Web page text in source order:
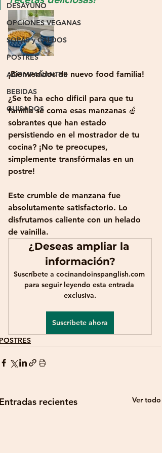
DESAYUNO
OPCIONES VEGANAS
SOPAS y CALDOS
POSTRES
ACOMPAÑANTES
BEBIDAS
GUISADOS
¡Bienvenidos de nuevo food familia!
¿Se te ha echo dificil para que tu
familia se coma esas manzanas 🍎
sobrantes que han estado
persistiendo en el mostrador de tu
cocina? ¡No te preocupes,
simplemente transfórmalas en un
postre!
Este crumble de manzana fue
absolutamente satisfactorio. Lo
disfrutamos caliente con un helado
de vainilla.
¿Deseas ampliar la
información?
Suscríbete a cocinandoinspanglish.com
para seguir leyendo esta entrada
exclusiva.
Suscríbete ahora
recientes Ver todo